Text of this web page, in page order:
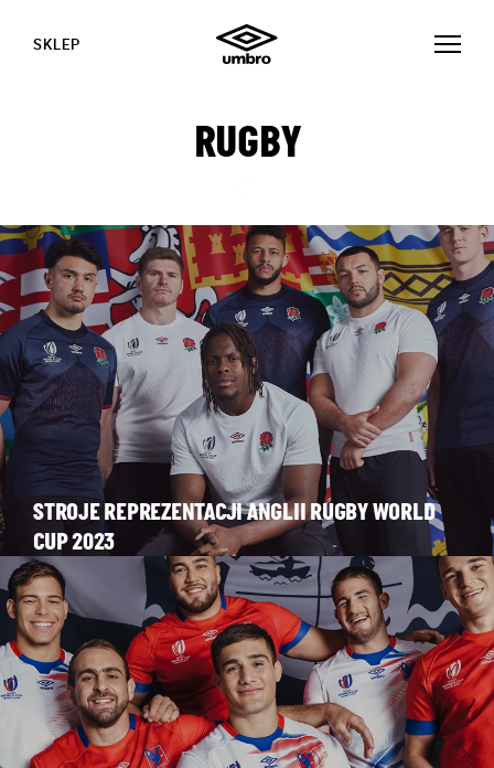
SKLEP
RUGBY
HISTORIE
STROJE REPREZENTACJI ANGLII RUGBY WORLD
CUP 2023